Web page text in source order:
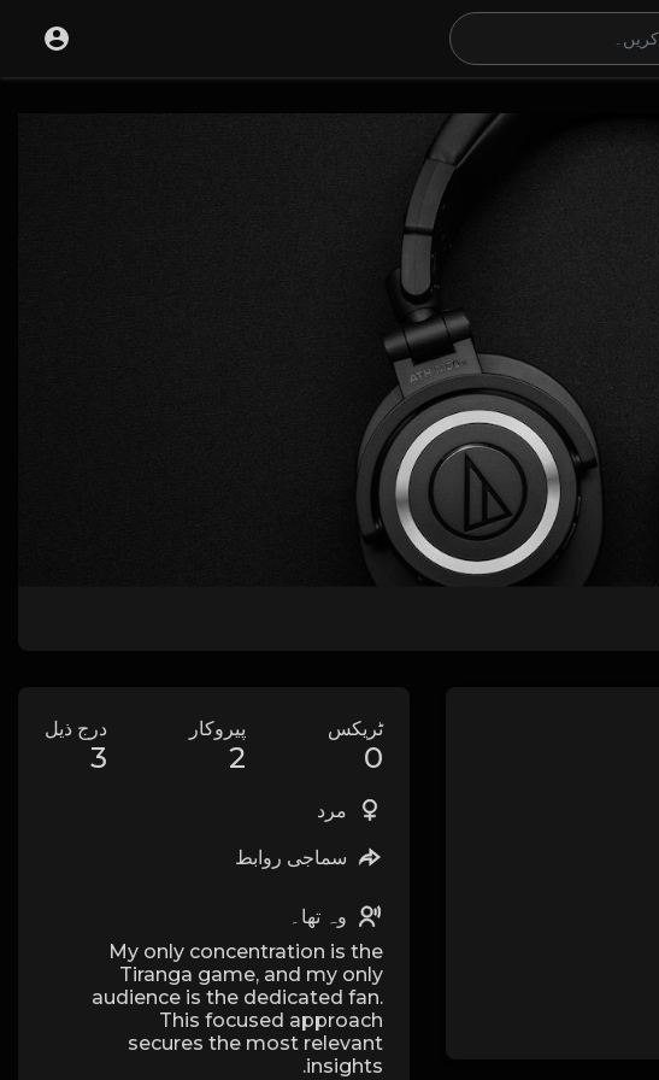
ٹریکس
0
پیروکار
2
درج ذیل
3
مرد
سماجی روابط
وہ تھا۔
My only concentration is the
Tiranga game, and my only
audience is the dedicated fan.
This focused approach
secures the most relevant
insights.